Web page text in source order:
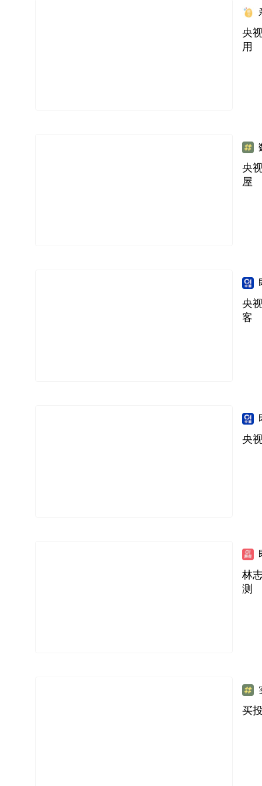
央
用
央
屋
央
客
央
林
测
买